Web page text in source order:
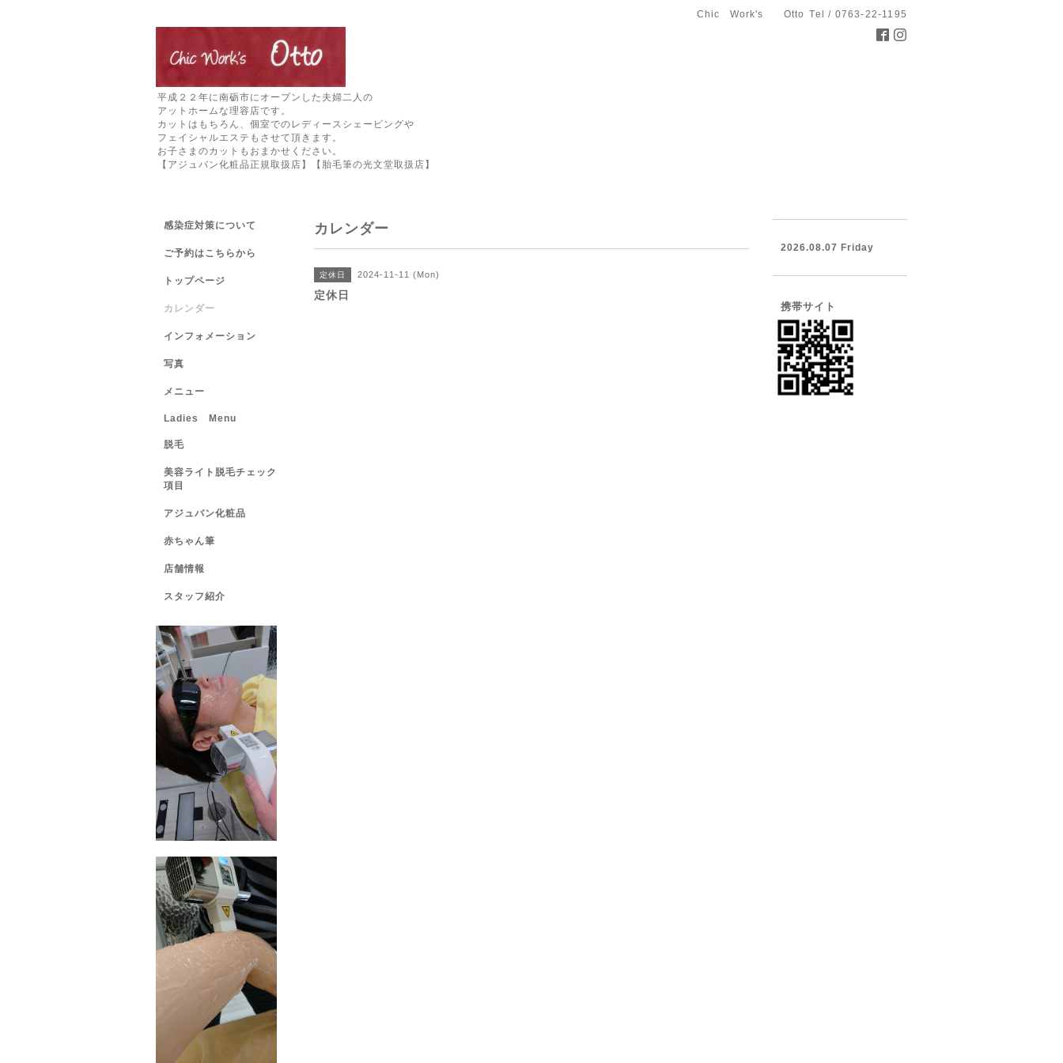
Chic Work's Otto Tel / 0763-22-1195
平成２２年に南砺市にオープンした夫婦二人の
アットホームな理容店です。
カットはもちろん、個室でのレディースシェービングや
フェイシャルエステもさせて頂きます。
お子さまのカットもおまかせください。
【アジュバン化粧品正規取扱店】【胎毛筆の光文堂取扱店】
カレンダー
定休日 2024-11-11 (Mon)
定休日
感染症対策について
ご予約はこちらから
トップページ
カレンダー
インフォメーション
写真
メニュー
Ladies Menu
脱毛
美容ライト脱毛チェック
項目
アジュバン化粧品
赤ちゃん筆
店舗情報
スタッフ紹介
2026.08.07 Friday
携帯サイト